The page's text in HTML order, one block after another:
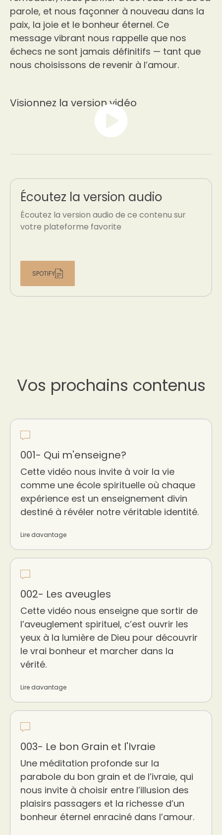
parole, et nous façonner à nouveau dans la
paix, la joie et le bonheur éternel. Ce
message vibrant nous rappelle que nos
échecs ne sont jamais définitifs — tant que
nous choisissons de revenir à l’amour.
Visionnez la version vidéo
Écoutez la version audio
Écoutez la version audio de ce contenu sur
votre plateforme favorite
SPOTIFY
Vos prochains contenus
001- Qui m'enseigne?
Cette vidéo nous invite à voir la vie
comme une école spirituelle où chaque
expérience est un enseignement divin
destiné à révéler notre véritable identité.
Lire davantage
002- Les aveugles
Cette vidéo nous enseigne que sortir de
l’aveuglement spirituel, c’est ouvrir les
yeux à la lumière de Dieu pour découvrir
le vrai bonheur et marcher dans la
vérité.
Lire davantage
003- Le bon Grain et l'Ivraie
Une méditation profonde sur la
parabole du bon grain et de l’ivraie, qui
nous invite à choisir entre l’illusion des
plaisirs passagers et la richesse d’un
bonheur éternel enraciné dans l’amour.